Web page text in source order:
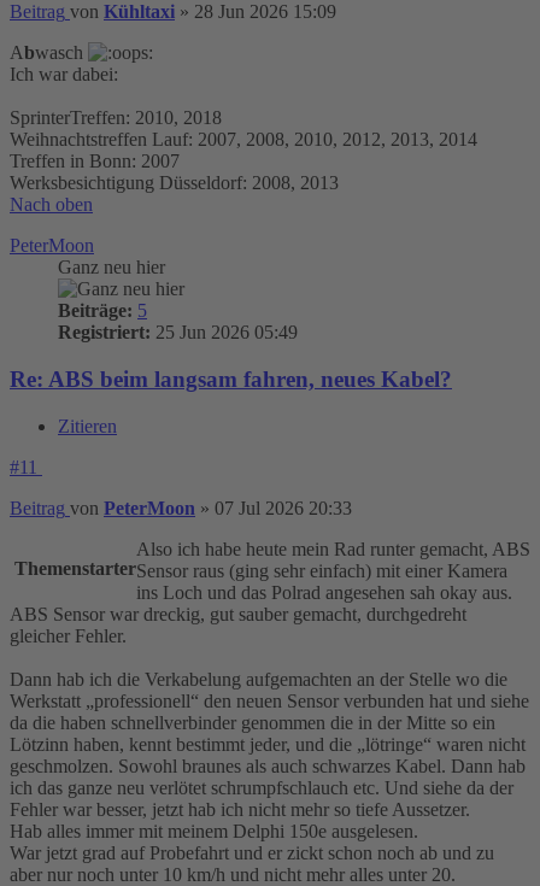
Beitrag von Kühltaxi » 28 Jun 2026 15:09
Abwasch
Ich war dabei:
SprinterTreffen: 2010, 2018
Weihnachtstreffen Lauf: 2007, 2008, 2010, 2012, 2013, 2014
Treffen in Bonn: 2007
Werksbesichtigung Düsseldorf: 2008, 2013
Nach oben
PeterMoon
Ganz neu hier
Beiträge: 5
Registriert: 25 Jun 2026 05:49
Re: ABS beim langsam fahren, neues Kabel?
Zitieren
#11
Beitrag von PeterMoon » 07 Jul 2026 20:33
Themenstarter
Also ich habe heute mein Rad runter gemacht, ABS
Sensor raus (ging sehr einfach) mit einer Kamera
ins Loch und das Polrad angesehen sah okay aus.
ABS Sensor war dreckig, gut sauber gemacht, durchgedreht
gleicher Fehler.
Dann hab ich die Verkabelung aufgemachten an der Stelle wo die
Werkstatt „professionell“ den neuen Sensor verbunden hat und siehe
da die haben schnellverbinder genommen die in der Mitte so ein
Lötzinn haben, kennt bestimmt jeder, und die „lötringe“ waren nicht
geschmolzen. Sowohl braunes als auch schwarzes Kabel. Dann hab
ich das ganze neu verlötet schrumpfschlauch etc. Und siehe da der
Fehler war besser, jetzt hab ich nicht mehr so tiefe Aussetzer.
Hab alles immer mit meinem Delphi 150e ausgelesen.
War jetzt grad auf Probefahrt und er zickt schon noch ab und zu
aber nur noch unter 10 km/h und nicht mehr alles unter 20.